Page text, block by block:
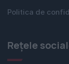
Politica de
Rețele